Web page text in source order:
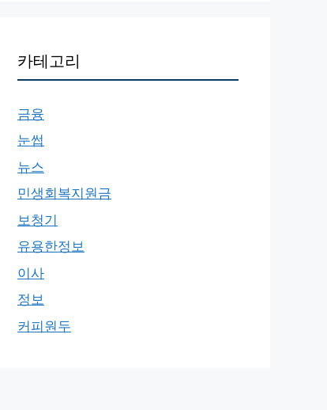
카테고리
금융
눈썹
뉴스
민생회복지원금
보청기
유용한정보
이사
정보
커피원두